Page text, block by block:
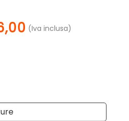
(Iva inclusa)